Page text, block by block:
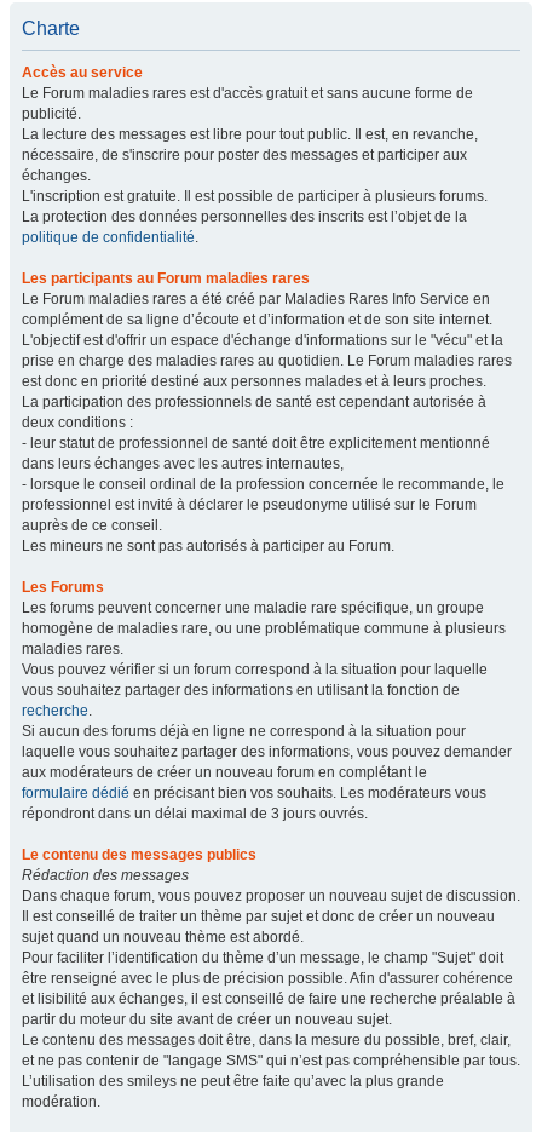
Charte
Accès au service
Le Forum maladies rares est d'accès gratuit et sans aucune forme de
publicité.
La lecture des messages est libre pour tout public. Il est, en revanche,
nécessaire, de s'inscrire pour poster des messages et participer aux
échanges.
L'inscription est gratuite. Il est possible de participer à plusieurs forums.
La protection des données personnelles des inscrits est l’objet de la
politique de confidentialité.
Les participants au Forum maladies rares
Le Forum maladies rares a été créé par Maladies Rares Info Service en
complément de sa ligne d’écoute et d’information et de son site internet.
L'objectif est d'offrir un espace d'échange d'informations sur le "vécu" et la
prise en charge des maladies rares au quotidien. Le Forum maladies rares
est donc en priorité destiné aux personnes malades et à leurs proches.
La participation des professionnels de santé est cependant autorisée à
deux conditions :
- leur statut de professionnel de santé doit être explicitement mentionné
dans leurs échanges avec les autres internautes,
- lorsque le conseil ordinal de la profession concernée le recommande, le
professionnel est invité à déclarer le pseudonyme utilisé sur le Forum
auprès de ce conseil.
Les mineurs ne sont pas autorisés à participer au Forum.
Les Forums
Les forums peuvent concerner une maladie rare spécifique, un groupe
homogène de maladies rare, ou une problématique commune à plusieurs
maladies rares.
Vous pouvez vérifier si un forum correspond à la situation pour laquelle
vous souhaitez partager des informations en utilisant la fonction de
recherche.
Si aucun des forums déjà en ligne ne correspond à la situation pour
laquelle vous souhaitez partager des informations, vous pouvez demander
aux modérateurs de créer un nouveau forum en complétant le
formulaire dédié en précisant bien vos souhaits. Les modérateurs vous
répondront dans un délai maximal de 3 jours ouvrés.
Le contenu des messages publics
Rédaction des messages
Dans chaque forum, vous pouvez proposer un nouveau sujet de discussion.
Il est conseillé de traiter un thème par sujet et donc de créer un nouveau
sujet quand un nouveau thème est abordé.
Pour faciliter l’identification du thème d’un message, le champ "Sujet" doit
être renseigné avec le plus de précision possible. Afin d'assurer cohérence
et lisibilité aux échanges, il est conseillé de faire une recherche préalable à
partir du moteur du site avant de créer un nouveau sujet.
Le contenu des messages doit être, dans la mesure du possible, bref, clair,
et ne pas contenir de "langage SMS" qui n’est pas compréhensible par tous.
L’utilisation des smileys ne peut être faite qu’avec la plus grande
modération.